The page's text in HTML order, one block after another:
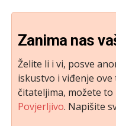
Zanima nas
Želite li i vi, posve
iskustvo i viđenje ove
čitateljima, možete
Povjerljivo. Napišite